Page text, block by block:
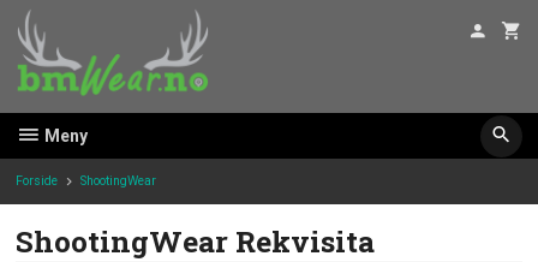
innholdet
Meny
Forside ShootingWear
ShootingWear Rekvisita